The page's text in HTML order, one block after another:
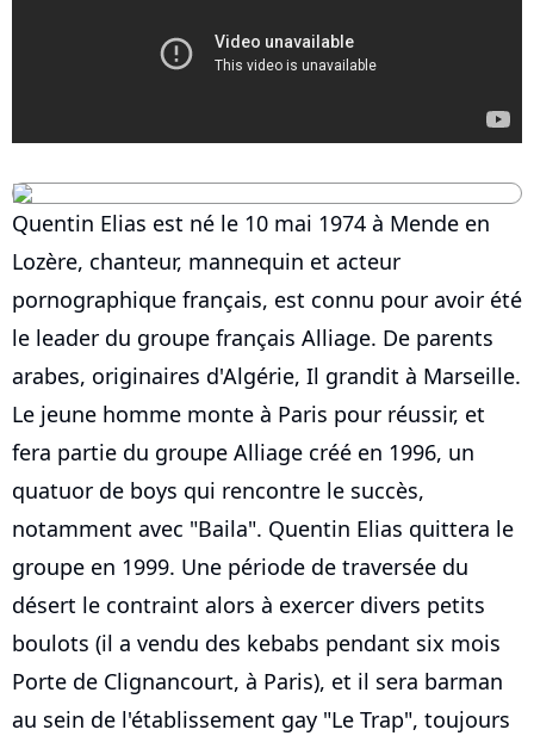
Quentin Elias est né le 10 mai 1974 à Mende en
Lozère, chanteur, mannequin et acteur
pornographique français, est connu pour avoir été
le leader du groupe français Alliage. De parents
arabes, originaires d'Algérie, Il grandit à Marseille.
Le jeune homme monte à Paris pour réussir, et
fera partie du groupe Alliage créé en 1996, un
quatuor de boys qui rencontre le succès,
notamment avec "Baila". Quentin Elias quittera le
groupe en 1999. Une période de traversée du
désert le contraint alors à exercer divers petits
boulots (il a vendu des kebabs pendant six mois
Porte de Clignancourt, à Paris), et il sera barman
au sein de l'établissement gay "Le Trap", toujours